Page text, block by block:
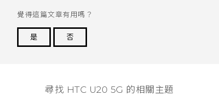
覺得這篇文章有用嗎？
是
否
尋找 ‎HTC U20 5G 的相關主題